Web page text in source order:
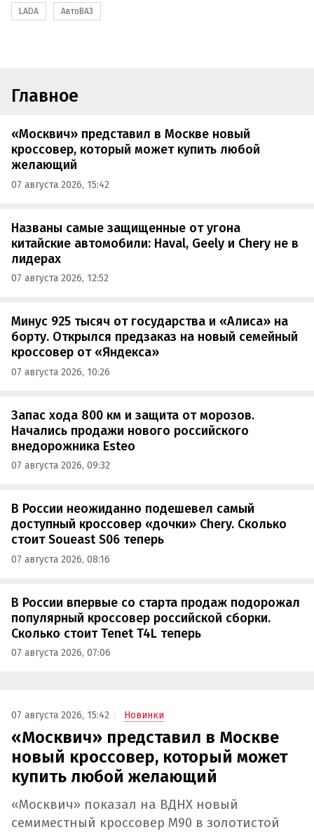
LADA АвтоВАЗ
Главное
«Москвич» представил в Москве новый
кроссовер, который может купить любой
желающий
07 августа 2026, 15:42
Названы самые защищенные от угона
китайские автомобили: Haval, Geely и Chery не в
лидерах
07 августа 2026, 12:52
Минус 925 тысяч от государства и «Алиса» на
борту. Открылся предзаказ на новый семейный
кроссовер от «Яндекса»
07 августа 2026, 10:26
Запас хода 800 км и защита от морозов.
Начались продажи нового российского
внедорожника Esteo
07 августа 2026, 09:32
В России неожиданно подешевел самый
доступный кроссовер «дочки» Chery. Сколько
стоит Soueast S06 теперь
07 августа 2026, 08:16
В России впервые со старта продаж подорожал
популярный кроссовер российской сборки.
Сколько стоит Tenet T4L теперь
07 августа 2026, 07:06
07 августа 2026, 15:42 Новинки
«Москвич» представил в Москве
новый кроссовер, который может
купить любой желающий
«Москвич» показал на ВДНХ новый
семиместный кроссовер М90 в золотистой